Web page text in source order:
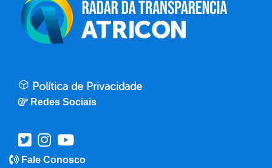
Política de Privacidade
Redes Sociais
Fale Conosco